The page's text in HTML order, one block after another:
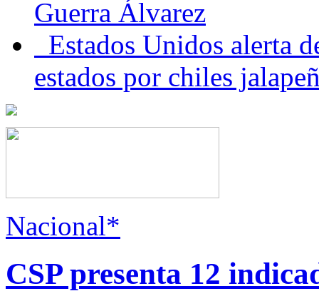
Guerra Álvarez
Estados Unidos alerta
estados por chiles
Nacional*
CSP presenta 12